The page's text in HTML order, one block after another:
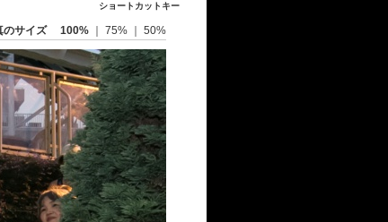
ショートカットキー
のサイズ 100% 75% 50%